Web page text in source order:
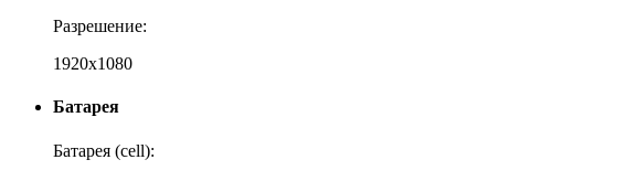
Разрешение:
1920x1080
Батарея
Батарея (cell):